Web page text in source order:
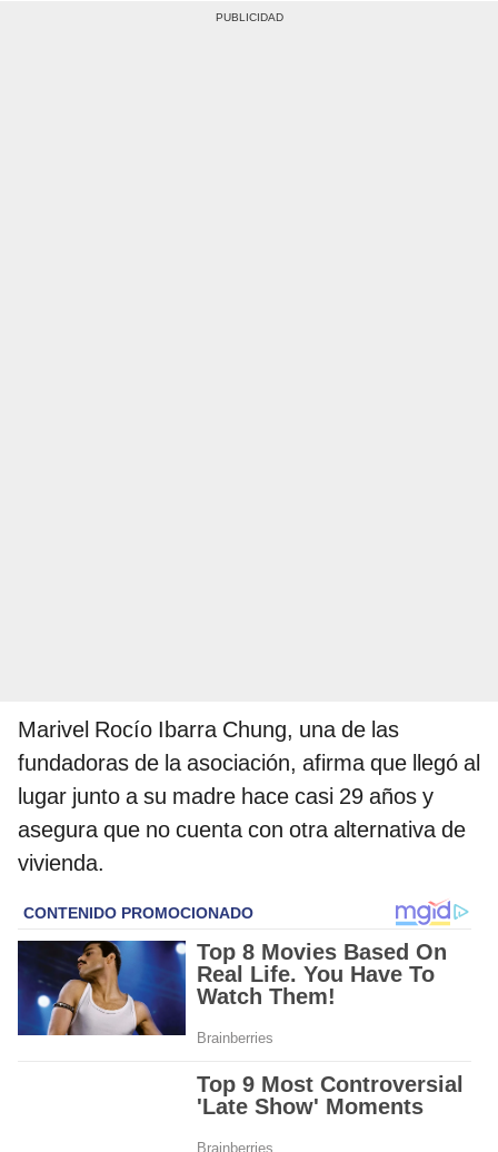
Marivel Rocío Ibarra Chung, una de las
fundadoras de la asociación, afirma que llegó al
lugar junto a su madre hace casi 29 años y
asegura que no cuenta con otra alternativa de
vivienda.